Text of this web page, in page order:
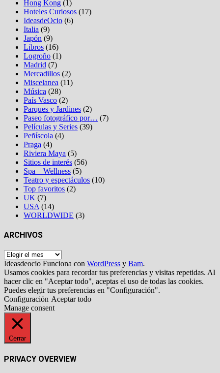
Hong Kong (1)
Hoteles Curiosos (17)
IdeasdeOcio (6)
Italia (9)
Japón (9)
Libros (16)
Logroño (1)
Madrid (7)
Mercadillos (2)
Miscelanea (11)
Música (28)
País Vasco (2)
Parques y Jardines (2)
Paseo fotográfico por… (7)
Películas y Series (39)
Peñíscola (4)
Praga (4)
Riviera Maya (5)
Sitios de interés (56)
Spa – Wellness (5)
Teatro y espectáculos (10)
Top favoritos (2)
UK (7)
USA (14)
WORLDWIDE (3)
ARCHIVOS
Archivos
Ideasdeocio Funciona con WordPress y Bam.
Usamos cookies para recordar tus preferencias y visitas repetidas. Al
hacer clic en "Aceptar todo", aceptas el uso de todas las cookies.
Puedes elegir tus preferencias en "Configuración".
Configuración Aceptar todo
Manage consent
Cerrar
PRIVACY OVERVIEW